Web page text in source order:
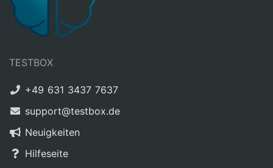
TESTBOX
+49 631 3437 7637
support@testbox.de
Neuigkeiten
Hilfeseite